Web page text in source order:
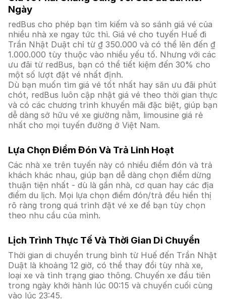
Ngày
redBus cho phép bạn tìm kiếm và so sánh giá vé của
nhiều nhà xe ngay tức thì. Giá vé cho tuyến Huế đi
Trần Nhật Duật chỉ từ ₫ 350.000 và có thể lên đến ₫
1.000.000 tùy thuộc vào nhiều yếu tố. Nhưng với các
ưu đãi từ redBus, bạn có thể tiết kiệm đến 30% cho
một số lượt đặt vé nhất định.
Dù bạn muốn tìm giá vé tốt nhất hay săn ưu đãi phút
chót, redBus luôn cập nhật giá vé theo thời gian thực
và có các chương trình khuyến mãi đặc biệt, giúp bạn
dễ dàng sở hữu vé xe giường nằm, limousine giá rẻ
nhất cho mọi tuyến đường ở Việt Nam.
Lựa Chọn Điểm Đón Và Trả Linh Hoạt
Các nhà xe trên tuyến này có nhiều điểm đón và trả
khách khác nhau, giúp bạn dễ dàng chọn điểm dừng
thuận tiện nhất - dù là gần nhà, cơ quan hay các địa
điểm du lịch. Mọi lựa chọn điểm đón/trả đều hiển thị
rõ ràng trong quá trình đặt vé xe để bạn tùy chọn
theo nhu cầu của mình.
Lịch Trình Thực Tế Và Thời Gian Di Chuyển
Thời gian di chuyển trung bình từ Huế đến Trần Nhật
Duật là khoảng 12 giờ, có thể thay đổi tùy nhà xe,
loại xe và tình trạng giao thông. Chuyến xe đầu tiên
trong ngày khởi hành lúc 00:15 và chuyến cuối cùng
vào lúc 23:45.